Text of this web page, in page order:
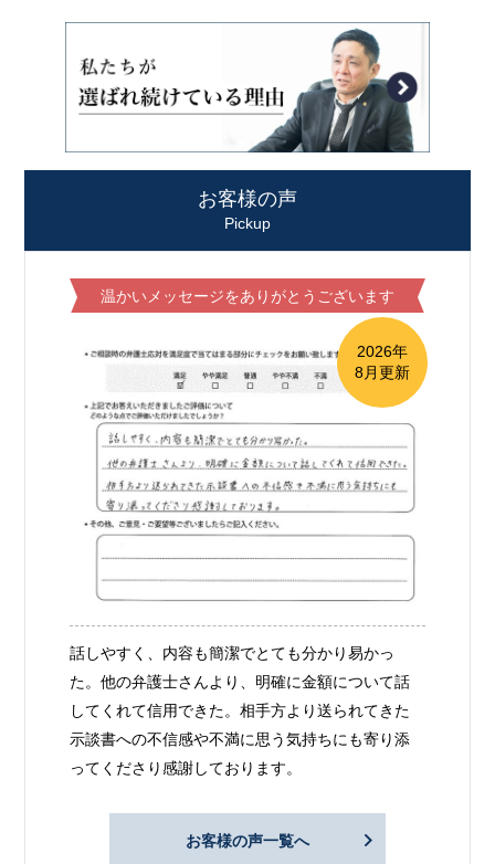
お客様の声
Pickup
温かいメッセージをありがとうございます
2026年
8月更新
話しやすく、内容も簡潔でとても分かり易かっ
た。他の弁護士さんより、明確に金額について話
してくれて信用できた。相手方より送られてきた
示談書への不信感や不満に思う気持ちにも寄り添
ってくださり感謝しております。
お客様の声一覧へ